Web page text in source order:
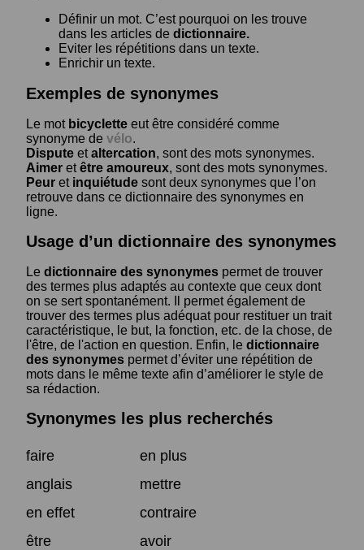
Définir un mot. C’est pourquoi on les trouve
dans les articles de dictionnaire.
Eviter les répétitions dans un texte.
Enrichir un texte.
Exemples de synonymes
Le mot bicyclette eut être considéré comme
synonyme de vélo.
Dispute etaltercation, sont des mots synonymes.
Aimer etêtre amoureux, sont des mots synonymes.
Peur et inquiétude sont deux synonymes que l’on
retrouve dans ce dictionnaire des synonymes en
ligne.
Usage d’un dictionnaire des synonymes
Le dictionnaire des synonymes permet de trouver
des termes plus adaptés au contexte que ceux dont
on se sert spontanément. Il permet également de
trouver des termes plus adéquat pour restituer un trait
caractéristique, le but, la fonction, etc. de la chose, de
l'être, de l'action en question. Enfin, le dictionnaire
des synonymes permet d’éviter une répétition de
mots dans le même texte afin d’améliorer le style de
sa rédaction.
Synonymes les plus recherchés
faire
en plus
anglais
mettre
en effet
contraire
être
avoir